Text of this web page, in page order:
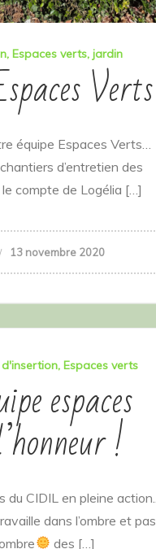
Espaces verts jardin
Verts
équipe Espaces Verts…
d’entretien des
compte de Logélia […]
13 novembre 2020
Espaces verts
espaces
!
du CIDIL en pleine action..
dans l’ombre et pas
des […]